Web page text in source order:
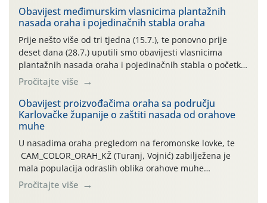
06.7.)! Na početku ovog mjeseca je zabilježeno je
povijesno i ekstremno vruće meteorološko razdoblje, uz
najviše temperature […]
Obavijest međimurskim vlasnicima plantažnih
nasada oraha i pojedinačnih stabla oraha
Prije nešto više od tri tjedna (15.7.), te ponovno prije
deset dana (28.7.) uputili smo obavijesti vlasnicima
plantažnih nasada oraha i pojedinačnih stabla o početku
leta i ovogodišnjoj potrebi usmjerenog suzbijanja
orahove muhe (Rhagoletis completa)! Već dvanaest dana
traje drugi ovogodišnji “toplinski udar”, koji naročito
izražen zadnja šest dana (31.7.-05.8.), jer najviše
temperature zraka svakodnevno […]
Pročitajte više
Obavijest proizvođačima oraha sa području
Karlovačke županije o zaštiti nasada od orahove
muhe
U nasadima oraha pregledom na feromonske lovke, te
CAM_COLOR_ORAH_KŽ (Turanj, Vojnić) zabilježena je
mala populacija odraslih oblika orahove muhe
(Rhagoletis completa). Niska brojnost može se objasniti
činjenicom da je riječ o mladim nasadima s vrlo malim
Pročitajte više